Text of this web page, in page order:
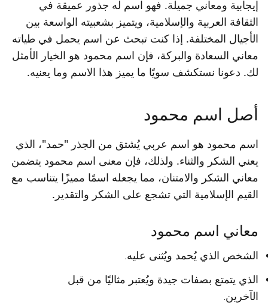
إيجابية ومعاني جميلة. فهو اسم له جذور عميقة في
الثقافة العربية والإسلامية، ويتميز بشعبيته الواسعة بين
الأجيال المختلفة. إذا كنت تبحث عن اسم يحمل في طياته
معاني السعادة والبركة، فإن اسم محمود هو الخيار الأمثل
لك. دعونا نستكشف سويًا ما يميز هذا الاسم وما يعنيه.
أصل اسم محمود
اسم محمود هو اسم عربي يُشتق من الجذر "حمد"، الذي
يعني الشكر والثناء. ولذلك، فإن معنى اسم محمود يتضمن
معاني الشكر والامتنان، مما يجعله اسمًا مميزًا يتناسب مع
القيم الإسلامية التي تشجع على الشكر والتقدير.
معاني اسم محمود
الشخص الذي يُحمد ويُثنى عليه.
الذي يتمتع بصفات جيدة ويُعتبر مثاليًا من قبل
الآخرين.